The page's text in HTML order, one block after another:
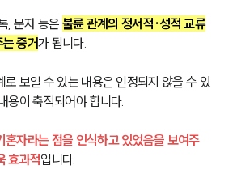
부소개
대륜의 강점
, 문자 등은 불륜 관계의 정서적·성적 교류
증거가 됩니다.
로 보일 수 있는 내용은 인정되지 않을 수 있
용이 축적되어야 합니다.
혼자라는 점을 인식하고 있었음을 보여주
효과적입니다.